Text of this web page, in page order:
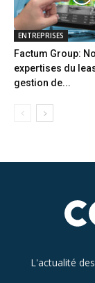
ENTREPRISES
Factum Group:
expertises du
gestion de...
L'actualité